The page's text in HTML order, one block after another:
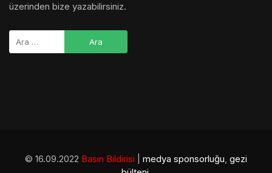
üzerinden bize yazabilirsiniz.
© 16.09.2022 Basın Bildirisi medya sponsorluğu, gezi